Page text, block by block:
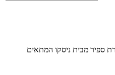
מבית ניסקו המתאים